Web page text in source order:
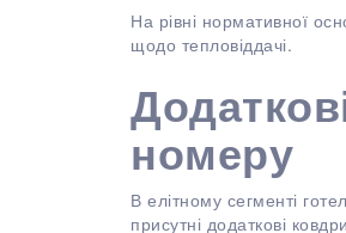
На рівні нормативної
щодо тепловіддачі.
номеру
В елітному сегменті
присутні додаткові